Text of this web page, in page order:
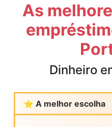
As
Dinheiro
⭐️ A melhor escolha